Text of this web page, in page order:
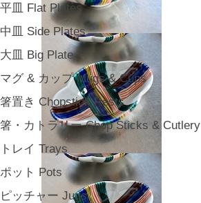
平皿 Flat Plates
中皿 Side Plates
大皿 Big Plate
マグ & カップ Mugs & Cups
箸置き Chopstick Rests
箸・カトラリー Chop Sticks & Cutlery
トレイ Trays
ポット Pots
ピッチャー Jugs